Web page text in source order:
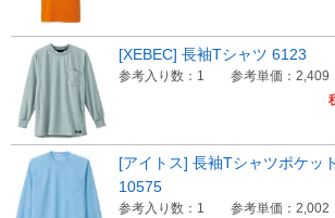
[XEBEC] 長袖Tシャツ 6123
参考入り数：1 参考単価：2,409
[アイトス] 長袖Tシャツポケッ
10575
参考入り数：1 参考単価：2,002